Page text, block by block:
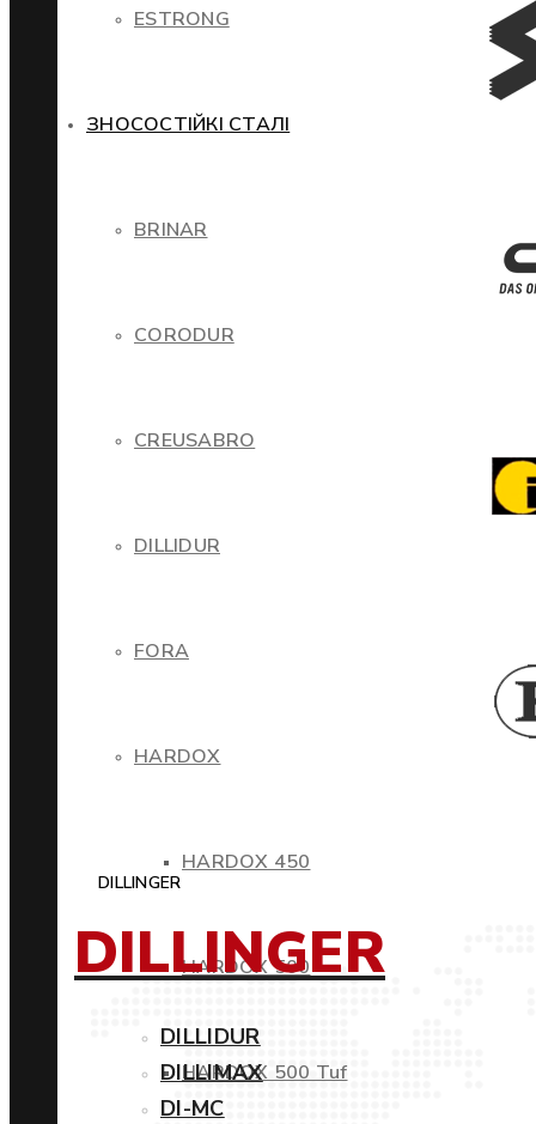
ESTRONG
ЗНОСОСТІЙКІ СТАЛІ
BRINAR
CORODUR
CREUSABRO
DILLIDUR
FORA
HARDOX
HARDOX 450
HARDOX 500
HARDOX 500 Tuf
DILLINGER
DILLINGER
DILLIDUR
DILLIMAX
DI-MC